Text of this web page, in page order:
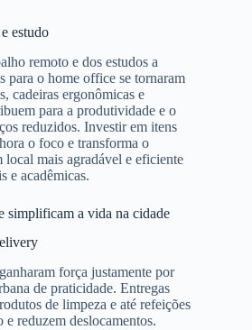
estudo
remoto e dos estudos a
para o home office se tornaram
cadeiras ergonômicas e
para a produtividade e o
reduzidos. Investir em itens
o foco e transforma o
local mais agradável e eficiente
e acadêmicas.
simplificam a vida na cidade
força justamente por
de praticidade. Entregas
de limpeza e até refeições
reduzem deslocamentos.